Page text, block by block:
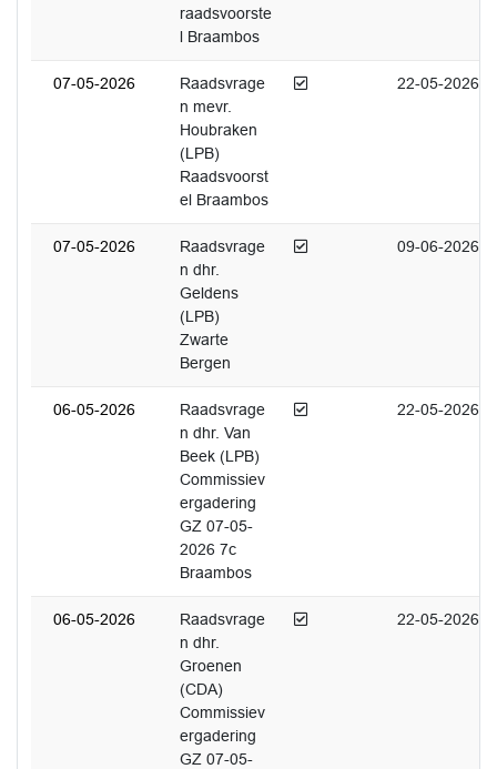
raadsvoorste
l Braambos
07-05-2026
Raadsvrage
n mevr.
Houbraken
(LPB)
Raadsvoorst
el Braambos
Afgedaan 22-05-2026
07-05-2026
Raadsvrage
n dhr.
Geldens
(LPB)
Zwarte
Bergen
Afgedaan 09-06-2026
06-05-2026
Raadsvrage
n dhr. Van
Beek (LPB)
Commissiev
ergadering
GZ 07-05-
2026 7c
Braambos
Afgedaan 22-05-2026
06-05-2026
Raadsvrage
n dhr.
Groenen
(CDA)
Commissiev
ergadering
GZ 07-05-
Afgedaan 22-05-2026